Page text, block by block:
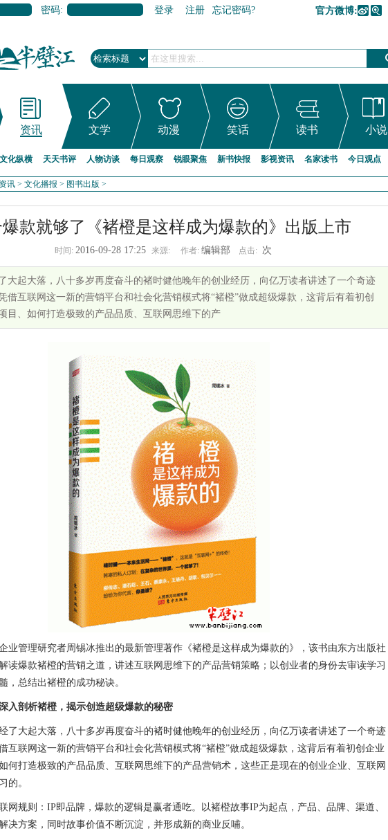
密码: 登录 注册 忘记密码? 官方微博:
资讯 文学 动漫 笑话 读书 小说
文化纵横 天天书评 人物访谈 每日观察 锐眼聚焦 新书快报 影视资讯 名家读书 今日观点
资讯 > 文化播报 > 图书出版 >
款就够了《褚橙是这样成为爆款的》出版上市
时间: 2016-09-28 17:25 来源: 作者: 编辑部 点击: 次
大起大落，八十多岁再度奋斗的褚时健他晚年的创业经历，向亿万读者讲述了一个奇迹
借互联网这一新的营销平台和社会化营销模式将“褚橙”做成超级爆款，这背后有着初创
目、如何打造极致的产品品质、互联网思维下的产
业管理研究者周锡冰推出的最新管理著作《褚橙是这样成为爆款的》，该书由东方出版社
读爆款褚橙的营销之道，讲述互联网思维下的产品营销策略；以创业者的身份去审读学习
，总结出褚橙的成功秘诀。
入剖析褚橙，揭示创造超级爆款的秘密
了大起大落，八十多岁再度奋斗的褚时健他晚年的创业经历，向亿万读者讲述了一个奇迹
互联网这一新的营销平台和社会化营销模式将“褚橙”做成超级爆款，这背后有着初创企业
何打造极致的产品品质、互联网思维下的产品营销术，这些正是现在的创业企业、互联网
的。
网规则：IP即品牌，爆款的逻辑是赢者通吃。以褚橙故事IP为起点，产品、品牌、渠道、
决方案，同时故事价值不断沉淀，并形成新的商业反哺。